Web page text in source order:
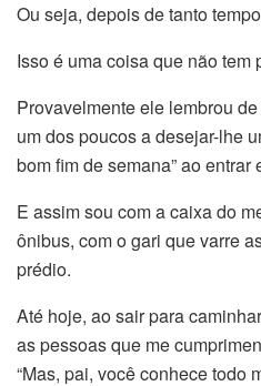
Ou seja, depois de tanto
Isso é uma coisa que não tem
Provavelmente ele lembrou
um dos poucos a desejar-lhe
bom fim de semana” ao entrar
E assim sou com a caixa do
ônibus, com o gari que varre
prédio.
Até hoje, ao sair para
as pessoas que me
“Mas, pai, você conhece todo